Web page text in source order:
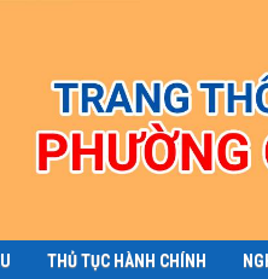
THỦ TỤC HÀNH CHÍNH